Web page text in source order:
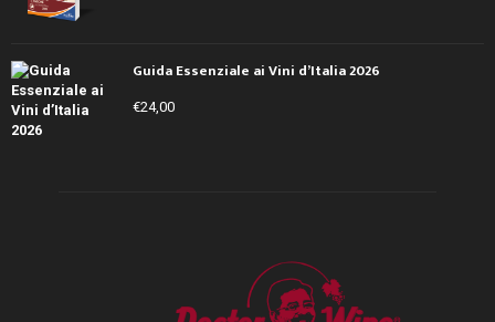
Guida Essenziale ai Vini d’Italia 2026
€24,00